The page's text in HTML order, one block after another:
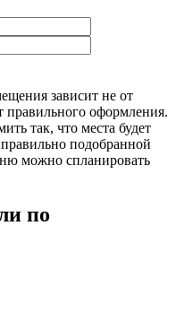
зависит не от
правильного оформления.
так, что места будет
подобранной
можно спланировать
по